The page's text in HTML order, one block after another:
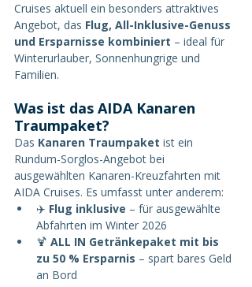
Cruises aktuell ein besonders attraktives
Angebot, das Flug, All-Inklusive-Genuss
und Ersparnisse kombiniert – ideal für
Winterurlauber, Sonnenhungrige und
Familien.
Was ist das AIDA Kanaren
Traumpaket?
Das Kanaren Traumpaket ist ein
Rundum-Sorglos-Angebot bei
ausgewählten Kanaren-Kreuzfahrten mit
AIDA Cruises. Es umfasst unter anderem:
✈️ Flug inklusive – für ausgewählte
Abfahrten im Winter 2026
🍹 ALL IN Getränkepaket mit bis
zu 50 % Ersparnis – spart bares Geld
an Bord